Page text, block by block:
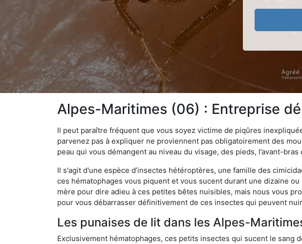
Alpes-Maritimes (06) : Entreprise
Il peut paraître fréquent que vous soyez victime de piqûres
parvenez pas à expliquer ne proviennent pas obligatoirement des
peau qui vous démangent au niveau du visage, des pieds, l’avant-
Il s'agit d'une espèce d’insectes hétéroptères, une famille des
ces hématophages vous piquent et vous sucent durant une dizaine
mère pour dire adieu à ces petites bêtes nuisibles, mais nous vous
pour vous débarrasser définitivement de ces insectes qui peuvent
Les punaises de lit dans les Alpes-
Exclusivement hématophages, ces petits insectes qui sucent le